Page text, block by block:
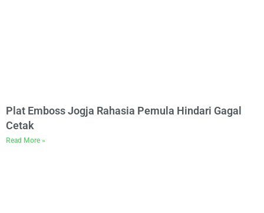
Plat Emboss Jogja Rahasia Pemula Hindari Gagal
Cetak
Read More »